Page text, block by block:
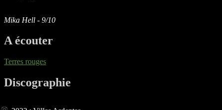
Mika Hell - 9/10
A écouter
Terres rouges
Discographie